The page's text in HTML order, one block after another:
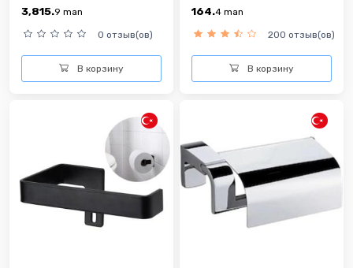
3,815.9 man
0 отзыв(ов)
В корзину
164.4 man
200 отзыв(ов)
В корзину